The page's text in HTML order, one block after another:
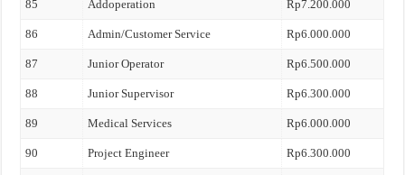
85 Addoperation Rp7.200.000
86 Admin/Customer Service Rp6.000.000
87 Junior Operator Rp6.500.000
88 Junior Supervisor Rp6.300.000
89 Medical Services Rp6.000.000
90 Project Engineer Rp6.300.000